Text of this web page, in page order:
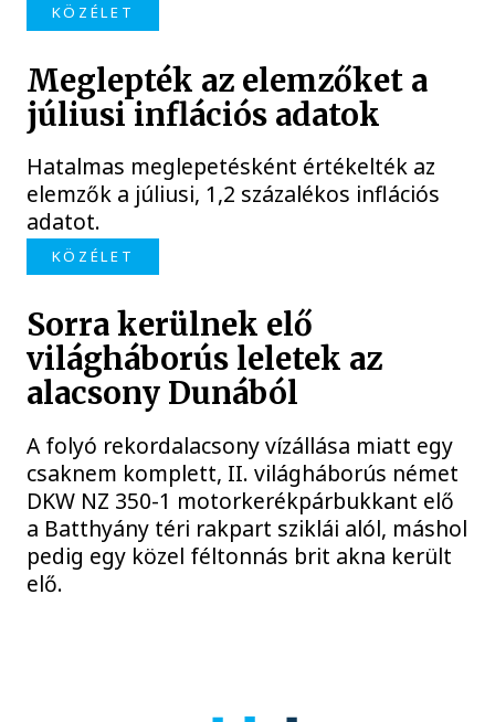
KÖZÉLET
Meglepték az elemzőket a
júliusi inflációs adatok
Hatalmas meglepetésként értékelték az
elemzők a júliusi, 1,2 százalékos inflációs
adatot.
KÖZÉLET
Sorra kerülnek elő
világháborús leletek az
alacsony Dunából
A folyó rekordalacsony vízállása miatt egy
csaknem komplett, II. világháborús német
DKW NZ 350-1 motorkerékpárbukkant elő
a Batthyány téri rakpart sziklái alól, máshol
pedig egy közel féltonnás brit akna került
elő.